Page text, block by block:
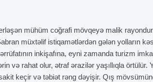
mühüm coğrafi mövqeyə malik
müxtəlif istiqamətlərdən gələn yolların
inkişafına, eyni zamanda turizm
və rahat olur, ətraf ərazilər yaşıllıqla
keçir və təbiət rəng dəyişir. Qış